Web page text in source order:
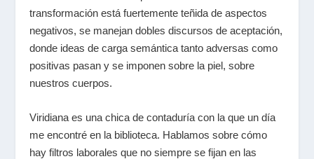
transformación está fuertemente teñida de aspectos
negativos, se manejan dobles discursos de aceptación,
donde ideas de carga semántica tanto adversas como
positivas pasan y se imponen sobre la piel, sobre
nuestros cuerpos.
Viridiana es una chica de contaduría con la que un día
me encontré en la biblioteca. Hablamos sobre cómo
hay filtros laborales que no siempre se fijan en las